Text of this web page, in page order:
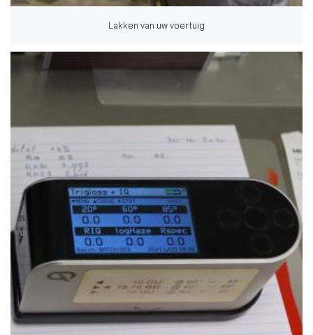
Lakken van uw voertuig